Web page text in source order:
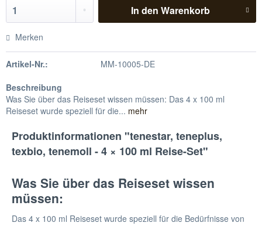
In den Warenkorb
Merken
Artikel-Nr.:
MM-10005-DE
Beschreibung
Was Sie über das Reiseset wissen müssen: Das 4 x 100 ml
Reiseset wurde speziell für die... mehr
Produktinformationen "tenestar, teneplus,
texbio, tenemoll - 4 × 100 ml Reise-Set"
Was Sie über das Reiseset wissen
müssen:
Das 4 x 100 ml Reiseset wurde speziell für die Bedürfnisse von